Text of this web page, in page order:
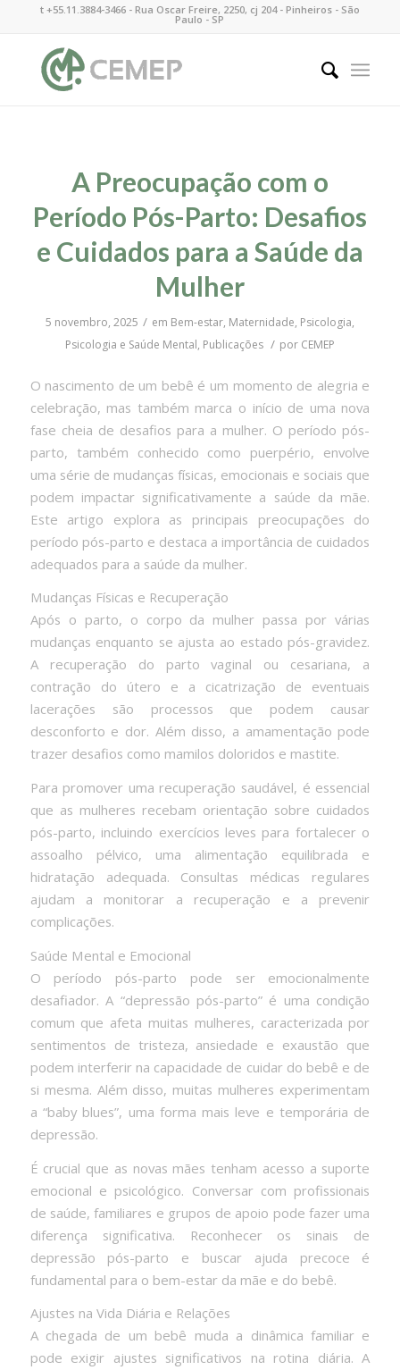
t +55.11.3884-3466 - Rua Oscar Freire, 2250, cj 204 - Pinheiros - São
Paulo - SP
A Preocupação com o
Período Pós-Parto: Desafios
e Cuidados para a Saúde da
Mulher
5 novembro, 2025 / em Bem-estar, Maternidade, Psicologia,
Psicologia e Saúde Mental, Publicações / por CEMEP
O nascimento de um bebê é um momento de alegria e
celebração, mas também marca o início de uma nova
fase cheia de desafios para a mulher. O período pós-
parto, também conhecido como puerpério, envolve
uma série de mudanças físicas, emocionais e sociais que
podem impactar significativamente a saúde da mãe.
Este artigo explora as principais preocupações do
período pós-parto e destaca a importância de cuidados
adequados para a saúde da mulher.
Mudanças Físicas e Recuperação
Após o parto, o corpo da mulher passa por várias
mudanças enquanto se ajusta ao estado pós-gravidez.
A recuperação do parto vaginal ou cesariana, a
contração do útero e a cicatrização de eventuais
lacerações são processos que podem causar
desconforto e dor. Além disso, a amamentação pode
trazer desafios como mamilos doloridos e mastite.
Para promover uma recuperação saudável, é essencial
que as mulheres recebam orientação sobre cuidados
pós-parto, incluindo exercícios leves para fortalecer o
assoalho pélvico, uma alimentação equilibrada e
hidratação adequada. Consultas médicas regulares
ajudam a monitorar a recuperação e a prevenir
complicações.
Saúde Mental e Emocional
O período pós-parto pode ser emocionalmente
desafiador. A “depressão pós-parto” é uma condição
comum que afeta muitas mulheres, caracterizada por
sentimentos de tristeza, ansiedade e exaustão que
podem interferir na capacidade de cuidar do bebê e de
si mesma. Além disso, muitas mulheres experimentam
a “baby blues”, uma forma mais leve e temporária de
depressão.
É crucial que as novas mães tenham acesso a suporte
emocional e psicológico. Conversar com profissionais
de saúde, familiares e grupos de apoio pode fazer uma
diferença significativa. Reconhecer os sinais de
depressão pós-parto e buscar ajuda precoce é
fundamental para o bem-estar da mãe e do bebê.
Ajustes na Vida Diária e Relações
A chegada de um bebê muda a dinâmica familiar e
pode exigir ajustes significativos na rotina diária. A